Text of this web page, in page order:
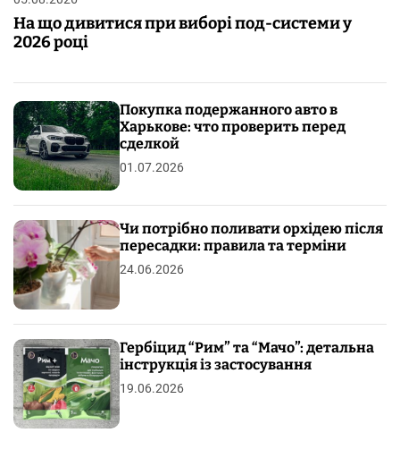
На що дивитися при виборі под-системи у
2026 році
Покупка подержанного авто в
Харькове: что проверить перед
сделкой
01.07.2026
Чи потрібно поливати орхідею після
пересадки: правила та терміни
24.06.2026
Гербіцид “Рим” та “Мачо”: детальна
інструкція із застосування
19.06.2026